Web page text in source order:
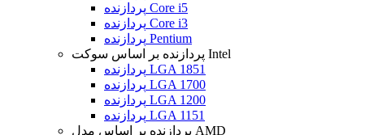
پردازنده Core i5
پردازنده Core i3
پردازنده Pentium
پردازنده بر اساس سوکت Intel
پردازنده LGA 1851
پردازنده LGA 1700
پردازنده LGA 1200
پردازنده LGA 1151
پردازنده بر اساس مدل AMD